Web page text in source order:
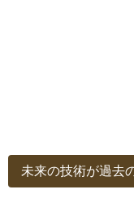
未来の技術が過去